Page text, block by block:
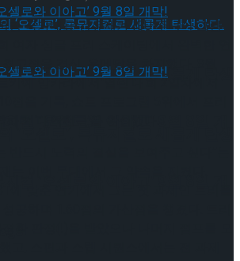
‘오셀로’, 록뮤지컬로 새롭게 탄생
팅 국가대표 김유재가 ISU 주니어 그랑
고점을 경신, 은메달을 차지했다. 8월
키예 앙카라에서 열린 대회 2일차에서